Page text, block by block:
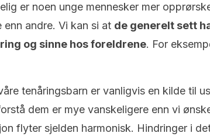
er noen unge mennesker mer
enn andre. Vi kan si at de generelt sett
og sinne hos foreldrene. For
tenåringsbarn er vanligvis en kilde til
dem er mye vanskeligere enn vi
flyter sjelden harmonisk. Hindringer i